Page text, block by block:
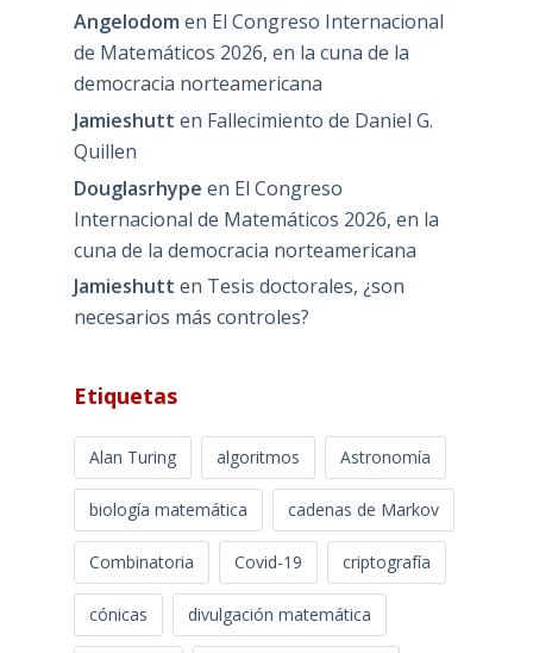
Angelodom en El Congreso Internacional
de Matemáticos 2026, en la cuna de la
democracia norteamericana
Jamieshutt en Fallecimiento de Daniel G.
Quillen
Douglasrhype en El Congreso
Internacional de Matemáticos 2026, en la
cuna de la democracia norteamericana
Jamieshutt en Tesis doctorales, ¿son
necesarios más controles?
Etiquetas
Alan Turing algoritmos Astronomía
biología matemática cadenas de Markov
Combinatoria Covid-19 criptografía
cónicas divulgación matemática